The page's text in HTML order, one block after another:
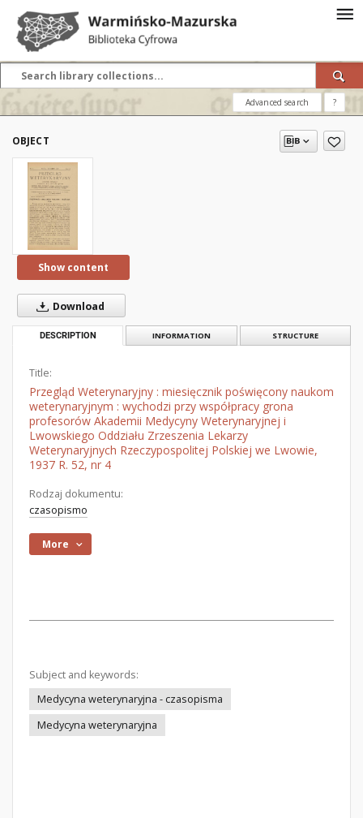
Advanced search ?
OBJECT
Show content
Download
DESCRIPTION INFORMATION STRUCTURE
Title:
Przegląd Weterynaryjny : miesięcznik poświęcony naukom
weterynaryjnym : wychodzi przy współpracy grona
profesorów Akademii Medycyny Weterynaryjnej i
Lwowskiego Oddziału Zrzeszenia Lekarzy
Weterynaryjnych Rzeczypospolitej Polskiej we Lwowie,
1937 R. 52, nr 4
Rodzaj dokumentu:
czasopismo
More
Subject and keywords:
Medycyna weterynaryjna - czasopisma
Medycyna weterynaryjna